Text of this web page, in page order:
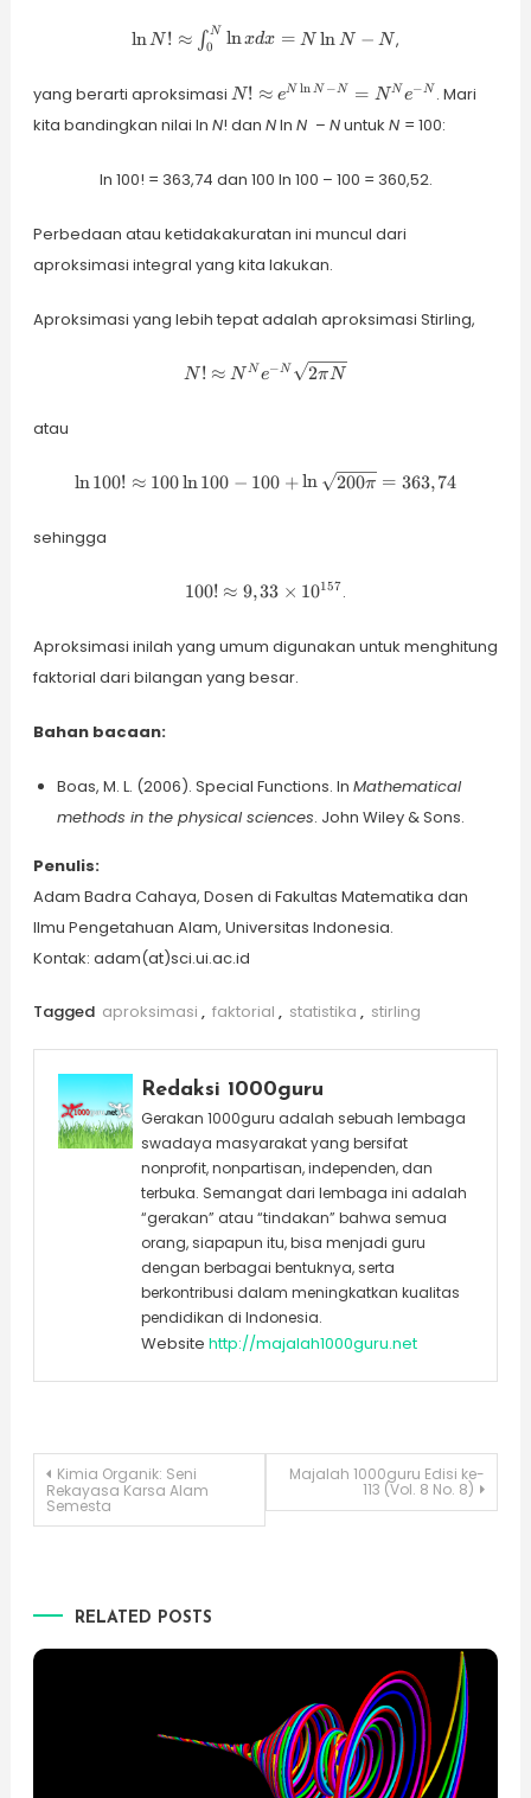
\ln N!
\approx
\ln x dx
= N \ln
ln N ! ≈ ∫0
N lnxdx = N ln N − N,
yang berarti aproksimasi N!
e^{N
N} =
N! ≈ eN ln N − N = N N e−N . Mari
kita bandingkan nilai ln N! dan Nln N – Nuntuk N = 100:
ln 100! = 363,74 dan 100 ln 100 – 100 = 360,52.
Perbedaan atau ketidakakuratan ini muncul dari
aproksimasi integral yang kita lakukan.
Aproksimasi yang lebih tepat adalah aproksimasi Stirling,
N!
N}
N ! ≈ N N e−N 2π N
atau
\ln 100!
ln100! ≈ 100ln100 − 100 +ln 200π = 363,74
sehingga
100!
\times
10^{157}
100! ≈ 9,33 × 10157.
Aproksimasi inilah yang umum digunakan untuk menghitung
faktorial dari bilangan yang besar.
Bahan bacaan:
Boas, M. L. (2006). Special Functions. In Mathematical
methods in the physical sciences. John Wiley & Sons.
Penulis:
Adam Badra Cahaya, Dosen di Fakultas Matematika dan
Ilmu Pengetahuan Alam, Universitas Indonesia.
Kontak: adam(at)sci.ui.ac.id
Tagged aproksimasi , faktorial , statistika , stirling
Redaksi 1000guru
Gerakan 1000guru adalah sebuah lembaga
swadaya masyarakat yang bersifat
nonprofit, nonpartisan, independen, dan
terbuka. Semangat dari lembaga ini adalah
“gerakan” atau “tindakan” bahwa semua
orang, siapapun itu, bisa menjadi guru
dengan berbagai bentuknya, serta
berkontribusi dalam meningkatkan kualitas
pendidikan di Indonesia.
Website http://majalah1000guru.net
Post
navigation
Kimia Organik: Seni
Rekayasa Karsa Alam
Semesta
Majalah 1000guru Edisi ke-
113 (Vol. 8 No. 8)
RELATED POSTS